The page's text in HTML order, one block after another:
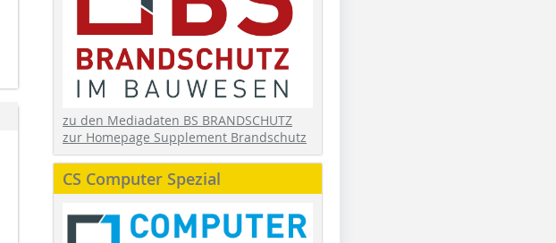
zu den Mediadaten BS BRANDSCHUTZ
zur Homepage Supplement Brandschutz
CS Computer Spezial